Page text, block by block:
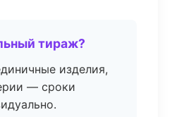
тираж?
изделия,
— сроки